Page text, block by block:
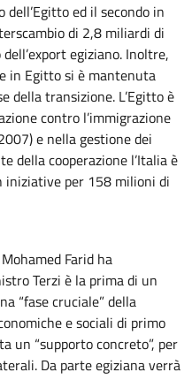
dell’Egitto ed il secondo in
di 2,8 miliardi di
egiziano. Inoltre,
in Egitto si è mantenuta
della transizione. L’Egitto è
contro l’immigrazione
e nella gestione dei
della cooperazione l’Italia è
iniziative per 158 milioni di
Farid ha
Terzi è la prima di un
“fase cruciale” della
e sociali di primo
un “supporto concreto”, per
Da parte egiziana verrà